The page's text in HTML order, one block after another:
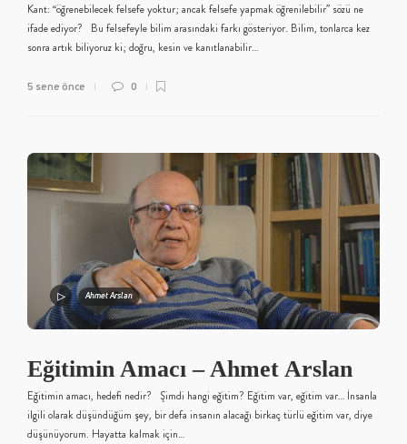
Kant: “öğrenebilecek felsefe yoktur; ancak felsefe yapmak öğrenilebilir” sözü ne
ifade ediyor? Bu felsefeyle bilim arasındaki farkı gösteriyor. Bilim, tonlarca kez
sonra artık biliyoruz ki; doğru, kesin ve kanıtlanabilir…
5 sene önce 0
Ahmet Arslan
Eğitimin Amacı – Ahmet Arslan
Eğitimin amacı, hedefi nedir? Şimdi hangi eğitim? Eğitim var, eğitim var… İnsanla
ilgili olarak düşündüğüm şey, bir defa insanın alacağı birkaç türlü eğitim var, diye
düşünüyorum. Hayatta kalmak için…